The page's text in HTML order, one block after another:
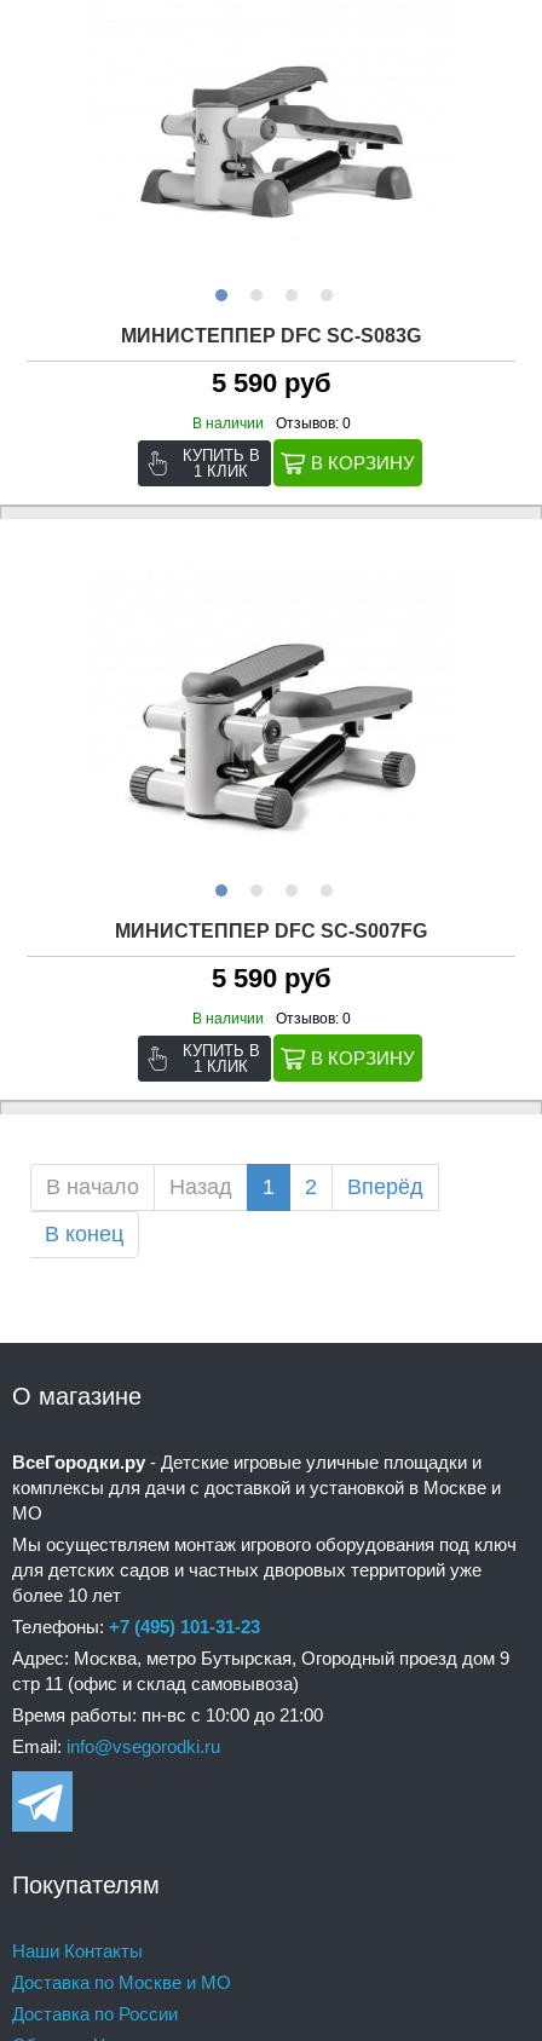
МИНИСТЕППЕР DFC SC-S083G
5 590 руб
В наличии Отзывов: 0
КУПИТЬ В
1 КЛИК
МИНИСТЕППЕР DFC SC-S007FG
5 590 руб
В наличии Отзывов: 0
КУПИТЬ В
1 КЛИК
В начало Назад 1 2
Вперёд
В конец
О магазине
ВсеГородки.ру - Детские игровые уличные площадки и
комплексы для дачи с доставкой и установкой в Москве и
МО
Мы осуществляем монтаж игрового оборудования под ключ
для детских садов и частных дворовых территорий уже
более 10 лет
Телефоны: +7 (495) 101-31-23
Адрес: Москва, метро Бутырская, Огородный проезд дом 9
стр 11 (офис и склад самовывоза)
Время работы: пн-вс с 10:00 до 21:00
Email: info@vsegorodki.ru
Покупателям
Наши Контакты
Доставка по Москве и МО
Доставка по России